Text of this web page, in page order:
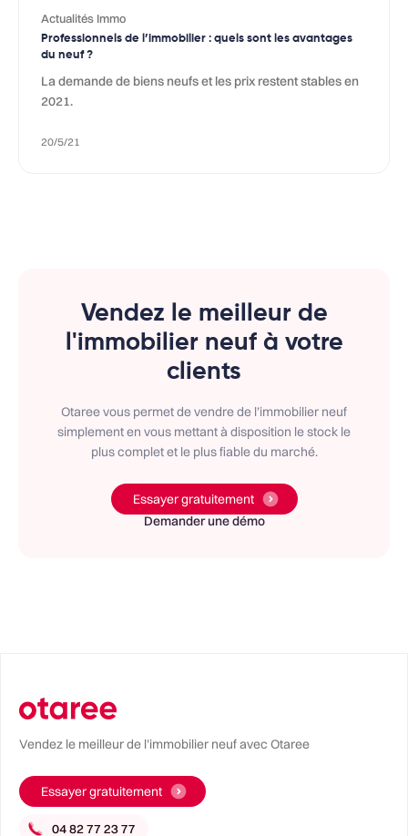
Actualités Immo
Professionnels de l’immobilier : quels sont les avantages
du neuf ?
La demande de biens neufs et les prix restent stables en
2021.
20/5/21
Vendez le meilleur de
l'immobilier neuf à votre
clients
Otaree vous permet de vendre de l’immobilier neuf
simplement en vous mettant à disposition le stock le
plus complet et le plus fiable du marché.
Essayer gratuitement
Demander une démo
Vendez le meilleur de l’immobilier neuf avec Otaree
Essayer gratuitement